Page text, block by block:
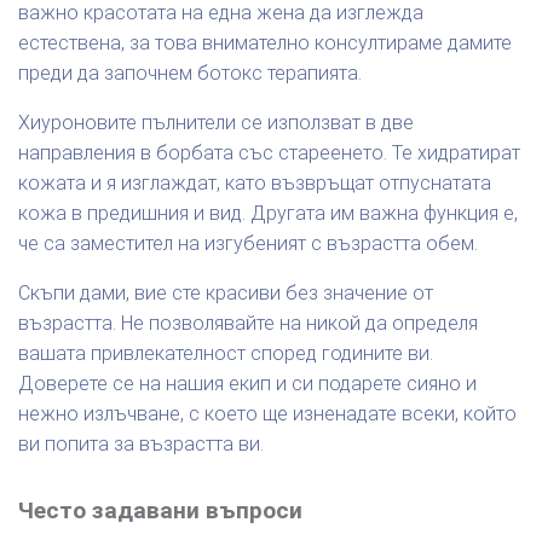
важно красотата на една жена да изглежда
естествена, за това внимателно консултираме дамите
преди да започнем ботокс терапията.
Хиуроновите пълнители се използват в две
направления в борбата със стареенето. Те хидратират
кожата и я изглаждат, като възвръщат отпуснатата
кожа в предишния и вид. Другата им важна функция е,
че са заместител на изгубеният с възрастта обем.
Скъпи дами, вие сте красиви без значение от
възрастта. Не позволявайте на никой да определя
вашата привлекателност според годините ви.
Доверете се на нашия екип и си подарете сияно и
нежно излъчване, с което ще изненадате всеки, който
ви попита за възрастта ви.
Често задавани въпроси